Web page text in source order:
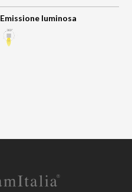
Emissione luminosa